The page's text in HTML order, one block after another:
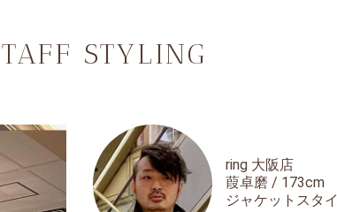
TAFF STYLING
ring 大阪店
葭卓磨 / 173cm
ジャケットスタ